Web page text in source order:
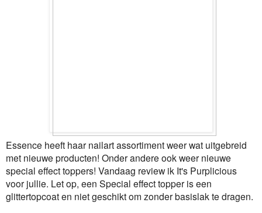
Essence heeft haar nailart assortiment weer wat uitgebreid
met nieuwe producten! Onder andere ook weer nieuwe
special effect toppers! Vandaag review ik It's Purplicious
voor jullie. Let op, een Special effect topper is een
glittertopcoat en niet geschikt om zonder basislak te dragen.